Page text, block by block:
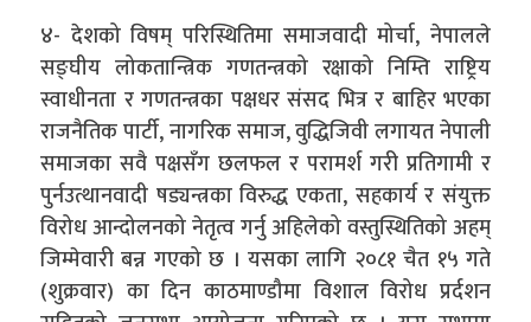
४- देशको विषम् परिस्थितिमा समाजवादी मोर्चा, नेपालले
सङ्घीय लोकतान्त्रिक गणतन्त्रको रक्षाको निम्ति राष्ट्रिय
स्वाधीनता र गणतन्त्रका पक्षधर संसद भित्र र बाहिर भएका
राजनैतिक पार्टी, नागरिक समाज, वुद्धिजिवी लगायत नेपाली
समाजका सवै पक्षसँग छलफल र परामर्श गरी प्रतिगामी र
पुर्नउत्थानवादी षड्यन्त्रका विरुद्ध एकता, सहकार्य र संयुक्त
विरोध आन्दोलनको नेतृत्व गर्नु अहिलेको वस्तुस्थितिको अहम्
जिम्मेवारी बन्न गएको छ । यसका लागि २०८१ चैत १५ गते
(शुक्रवार) का दिन काठमाण्डौमा विशाल विरोध प्रर्दशन